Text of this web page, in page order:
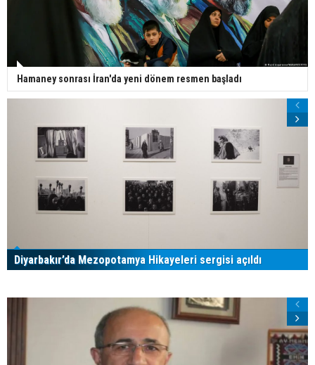
Hamaney sonrası İran'da yeni dönem resmen başladı
Diyarbakır’da Mezopotamya Hikayeleri sergisi açıldı